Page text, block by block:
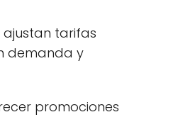
ajustan tarifas
demanda y
promociones